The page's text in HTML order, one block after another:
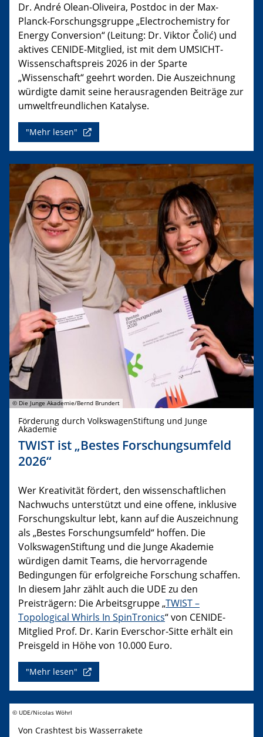
Dr. André Olean-Oliveira, Postdoc in der Max-
Planck-Forschungsgruppe „Electrochemistry for
Energy Conversion“ (Leitung: Dr. Viktor Čolić) und
aktives CENIDE-Mitglied, ist mit dem UMSICHT-
Wissenschaftspreis 2026 in der Sparte
„Wissenschaft“ geehrt worden. Die Auszeichnung
würdigte damit seine herausragenden Beiträge zur
umweltfreundlichen Katalyse.
"Mehr lesen"
© Die Junge Akademie/Bernd Brundert
Förderung durch VolkswagenStiftung und Junge
Akademie
TWIST ist „Bestes Forschungsumfeld
2026“
Wer Kreativität fördert, den wissenschaftlichen
Nachwuchs unterstützt und eine offene, inklusive
Forschungskultur lebt, kann auf die Auszeichnung
als „Bestes Forschungsumfeld“ hoffen. Die
VolkswagenStiftung und die Junge Akademie
würdigen damit Teams, die hervorragende
Bedingungen für erfolgreiche Forschung schaffen.
In diesem Jahr zählt auch die UDE zu den
Preisträgern: Die Arbeitsgruppe „TWIST –
Topological Whirls In SpinTronics“ von CENIDE-
Mitglied Prof. Dr. Karin Everschor-Sitte erhält ein
Preisgeld in Höhe von 10.000 Euro.
"Mehr lesen"
© UDE/Nicolas Wöhrl
Von Crashtest bis Wasserrakete